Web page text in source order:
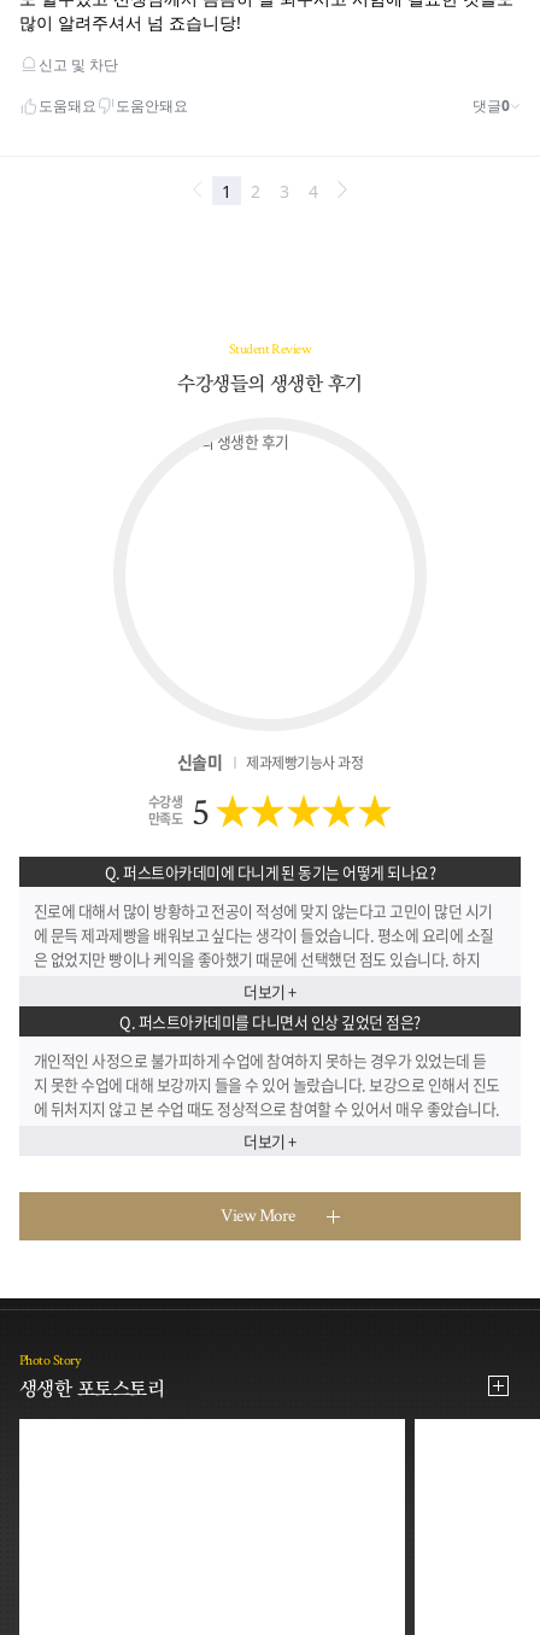
Student Review
수강생들의 생생한 후기
신솔미 제과제빵기능사 과정
수강생
만족도 5★★★★★
Q. 퍼스트아카데미에 다니게 된 동기는 어떻게 되나요?
진로에 대해서 많이 방황하고 전공이 적성에 맞지 않는다고 고민이 많던 시기
에 문득 제과제빵을 배워보고 싶다는 생각이 들었습니다. 평소에 요리에 소질
은 없었지만 빵이나 케익을 좋아했기 때문에 선택했던 점도 있습니다. 하지
만 막상 어디서부터 시작해야 할지 막막하기만 했습니다. 무작정 인터넷에 검
색하고 직접 학원에 방문을 했는데 제가 가지고 있던 고민에 대해 진지하게 들
어주시는 점에 신뢰가 가 강의를 듣게 됐습니다.
더보기 +
Q. 퍼스트아카데미를 다니면서 인상 깊었던 점은?
개인적인 사정으로 불가피하게 수업에 참여하지 못하는 경우가 있었는데 듣
지 못한 수업에 대해 보강까지 들을 수 있어 놀랐습니다. 보강으로 인해서 진도
에 뒤처지지 않고 본 수업 때도 정상적으로 참여할 수 있어서 매우 좋았습니다.
더보기 +
View More
Photo Story
생생한 포토스토리